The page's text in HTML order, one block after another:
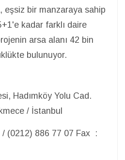
, eşsiz bir manzaraya sahip
kadar farklı daire
arsa alanı 42 bin
bulunuyor.
Hadımköy Yolu Cad.
/ İstanbul
(0212) 886 77 07 Fax :